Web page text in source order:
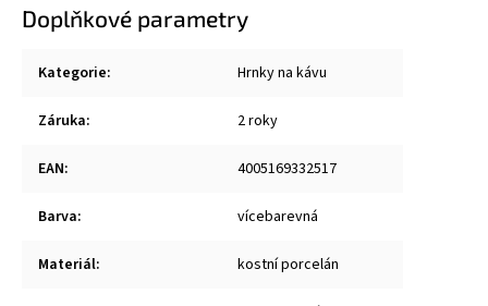
Doplňkové parametry
Kategorie: Hrnky na kávu
Záruka: 2 roky
EAN: 4005169332517
Barva: vícebarevná
Materiál: kostní porcelán